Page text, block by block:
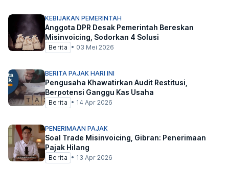
KEBIJAKAN PEMERINTAH
Anggota DPR Desak Pemerintah Bereskan
Misinvoicing, Sodorkan 4 Solusi
Berita • 03 Mei 2026
BERITA PAJAK HARI INI
Pengusaha Khawatirkan Audit Restitusi,
Berpotensi Ganggu Kas Usaha
Berita • 14 Apr 2026
PENERIMAAN PAJAK
Soal Trade Misinvoicing, Gibran: Penerimaan
Pajak Hilang
Berita • 13 Apr 2026